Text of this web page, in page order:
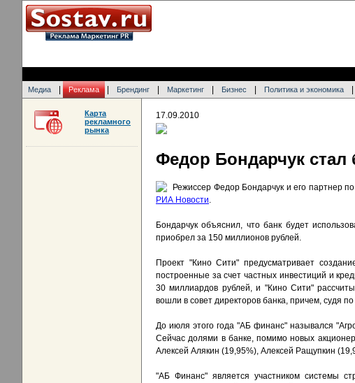
Медиа Реклама Брендинг Маркетинг Бизнес Политика и экономика
17.09.2010
Федор Бондарчук стал
Режиссер Федор Бондарчук и его партнер
РИА Новости.
Бондарчук объяснил, что банк будет
приобрел за 150 миллионов рублей.
Проект "Кино Сити" предусматривает
построенные за счет частных инвестиций и
30 миллиардов рублей, и "Кино Сити"
вошли в совет директоров банка, причем, судя
До июля этого года "АБ финанс" назывался
Сейчас долями в банке, помимо новых
Алексей Алякин (19,95%), Алексей Ращупкин
"АБ Финанс" является участником системы
Карта
рекламного
рынка